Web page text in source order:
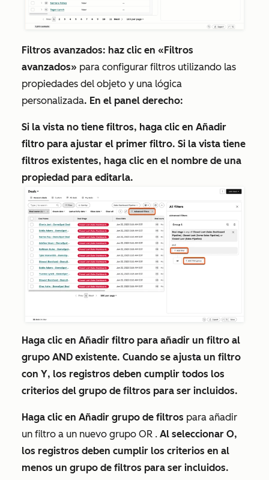
Filtros avanzados: haz clic en «Filtros
avanzados» para configurar filtros utilizando las
propiedades del objeto y una lógica
personalizada. En el panel derecho:
Si la vista no tiene filtros, haga clic en Añadir
filtro para ajustar el primer filtro. Si la vista tiene
filtros existentes, haga clic en el nombre de una
propiedad para editarla.
Haga clic en Añadir filtro para añadir un filtro al
grupo AND existente. Cuando se ajusta un filtro
con Y, los registros deben cumplir todos los
criterios del grupo de filtros para ser incluidos.
Haga clic en Añadir grupo de filtros para añadir
un filtro a un nuevo grupo OR . Al seleccionar O,
los registros deben cumplir los criterios en al
menos un grupo de filtros para ser incluidos.